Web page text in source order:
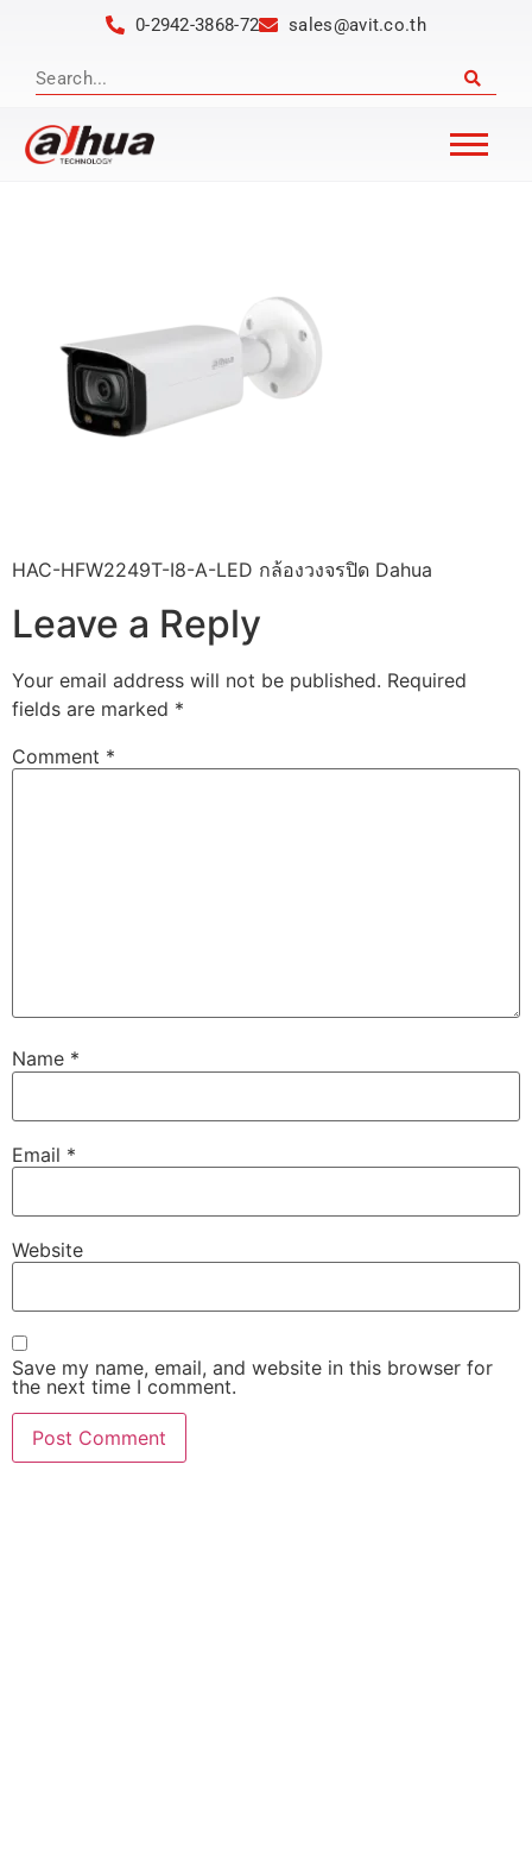
0-2942-3868-72 sales@avit.co.th
HAC-HFW2249T-I8-A-LED กล้องวงจรปิด Dahua
Leave a Reply
Your email address will not be published. Required
fields are marked *
Comment *
Name *
Email *
Website
Save my name, email, and website in this browser for
the next time I comment.